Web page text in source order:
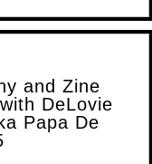
and Zine
DeLovie
Papa De